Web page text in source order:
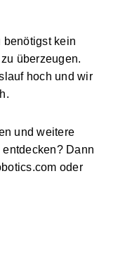
kein
überzeugen.
hoch und wir
und weitere
Dann
oder